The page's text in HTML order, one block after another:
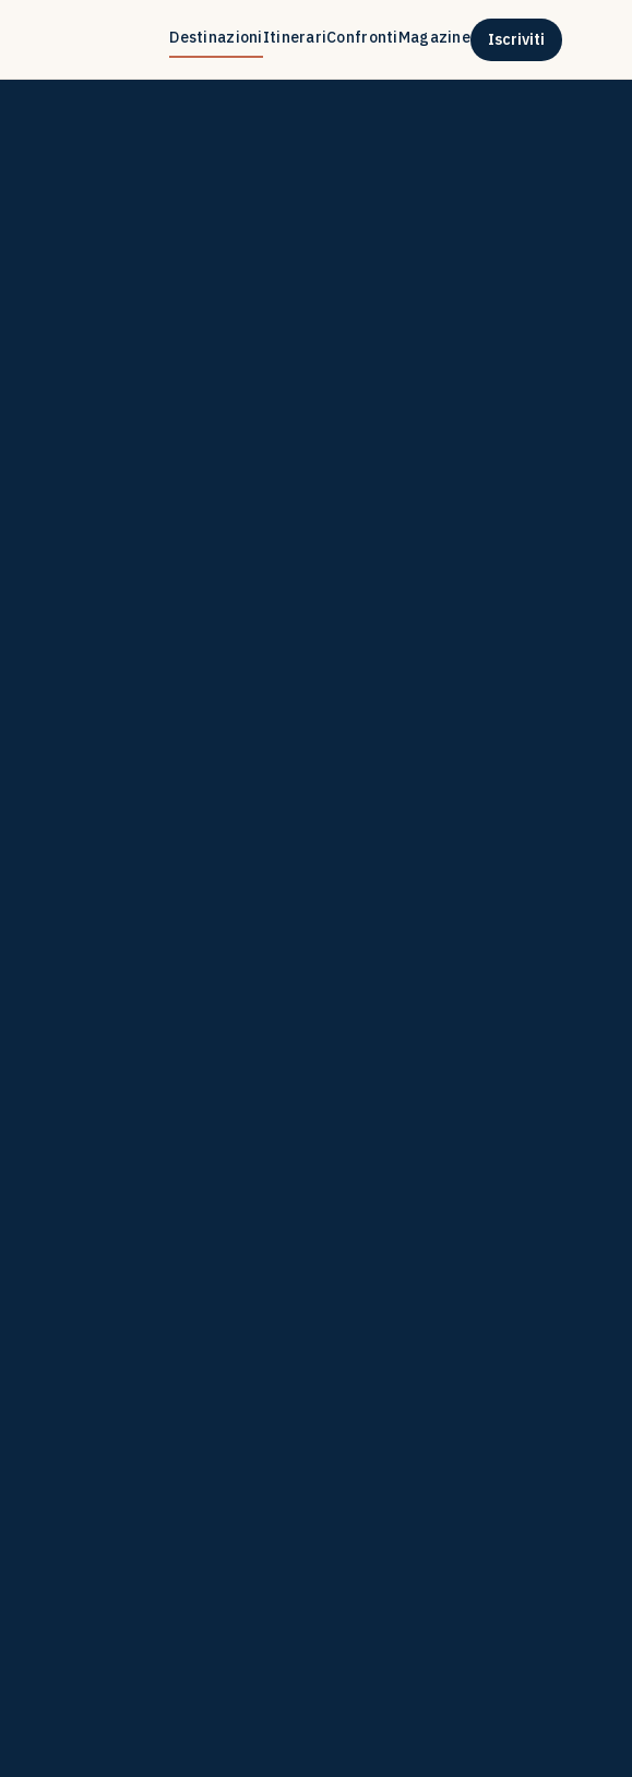
DestinazioniItinerariConfrontiMagazine Iscriviti